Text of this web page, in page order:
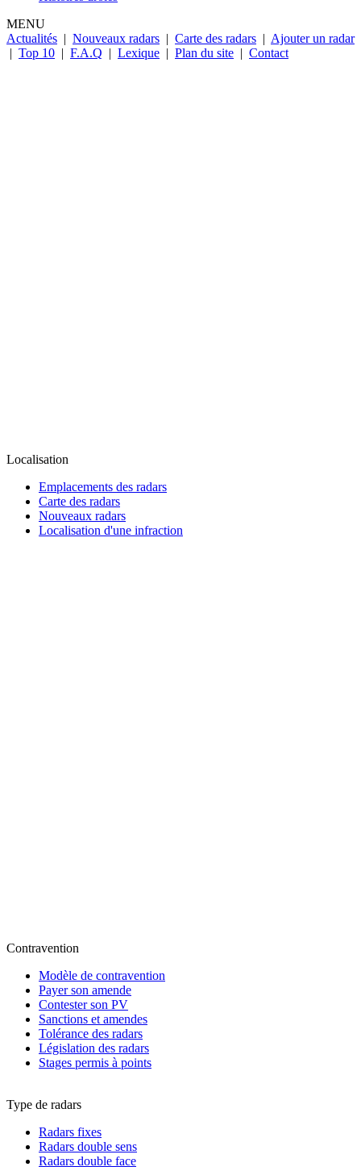
MENU
Actualités | Nouveaux radars | Carte des radars | Ajouter un radar
| Top 10 | F.A.Q | Lexique | Plan du site | Contact
Localisation
Emplacements des radars
Carte des radars
Nouveaux radars
Localisation d'une infraction
Contravention
Modèle de contravention
Payer son amende
Contester son PV
Sanctions et amendes
Tolérance des radars
Législation des radars
Stages permis à points
Type de radars
Radars fixes
Radars double sens
Radars double face